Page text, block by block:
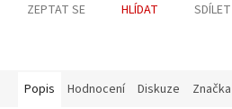
ZEPTAT SE HLÍDAT SDÍLET
Popis Hodnocení Diskuze Značka